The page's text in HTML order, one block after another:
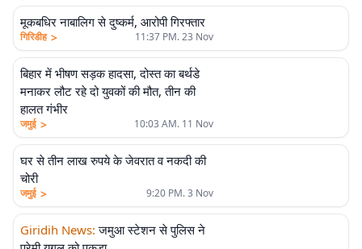
मूकबधिर नाबालिग से दुष्कर्म, आरोपी गिरफ्तार
गिरिडीह > 11:37 PM. 23 Nov
बिहार में भीषण सड़क हादसा, दोस्त का बर्थडे
मनाकर लौट रहे दो युवकों की मौत, तीन की
हालत गंभीर
जमुई > 10:03 AM. 11 Nov
घर से तीन लाख रुपये के जेवरात व नकदी की
चोरी
जमुई > 9:20 PM. 3 Nov
Giridih News: जमुआ स्टेशन से पुलिस ने